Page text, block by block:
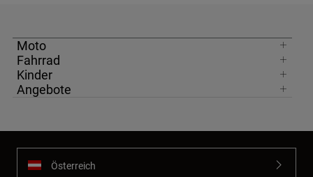
Moto
Fahrrad
Kinder
Angebote
Österreich